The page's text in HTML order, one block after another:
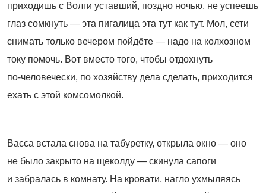
приходишь с Волги уставший, поздно ночью, не успеешь
глаз сомкнуть — эта пигалица эта тут как тут. Мол, сети
снимать только вечером пойдёте — надо на колхозном
току помочь. Вот вместо того, чтобы отдохнуть
по‑человечески, по хозяйству дела сделать, приходится
ехать с этой комсомолкой.
Васса встала снова на табуретку, открыла окно — оно
не было закрыто на щеколду — скинула сапоги
и забралась в комнату. На кровати, нагло ухмыляясь